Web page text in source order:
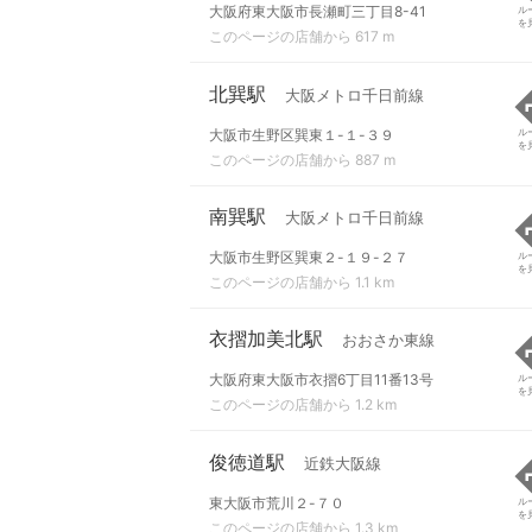
大阪府東大阪市長瀬町三丁目8-41
このページの店舗から 617 m
ル
を
北巽駅 大阪メトロ千日前線
大阪市生野区巽東１-１-３９
このページの店舗から 887 m
ル
を
南巽駅 大阪メトロ千日前線
大阪市生野区巽東２-１９-２７
このページの店舗から 1.1 km
ル
を
衣摺加美北駅 おおさか東線
大阪府東大阪市衣摺6丁目11番13号
このページの店舗から 1.2 km
ル
を
俊徳道駅 近鉄大阪線
東大阪市荒川２-７０
このページの店舗から 1.3 km
ル
を